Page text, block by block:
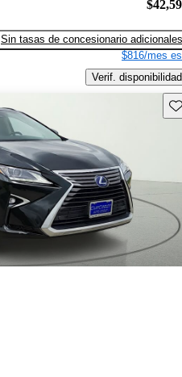
Sin tasas de concesionario adicionales
$816/mes
Verif. disponibilidad